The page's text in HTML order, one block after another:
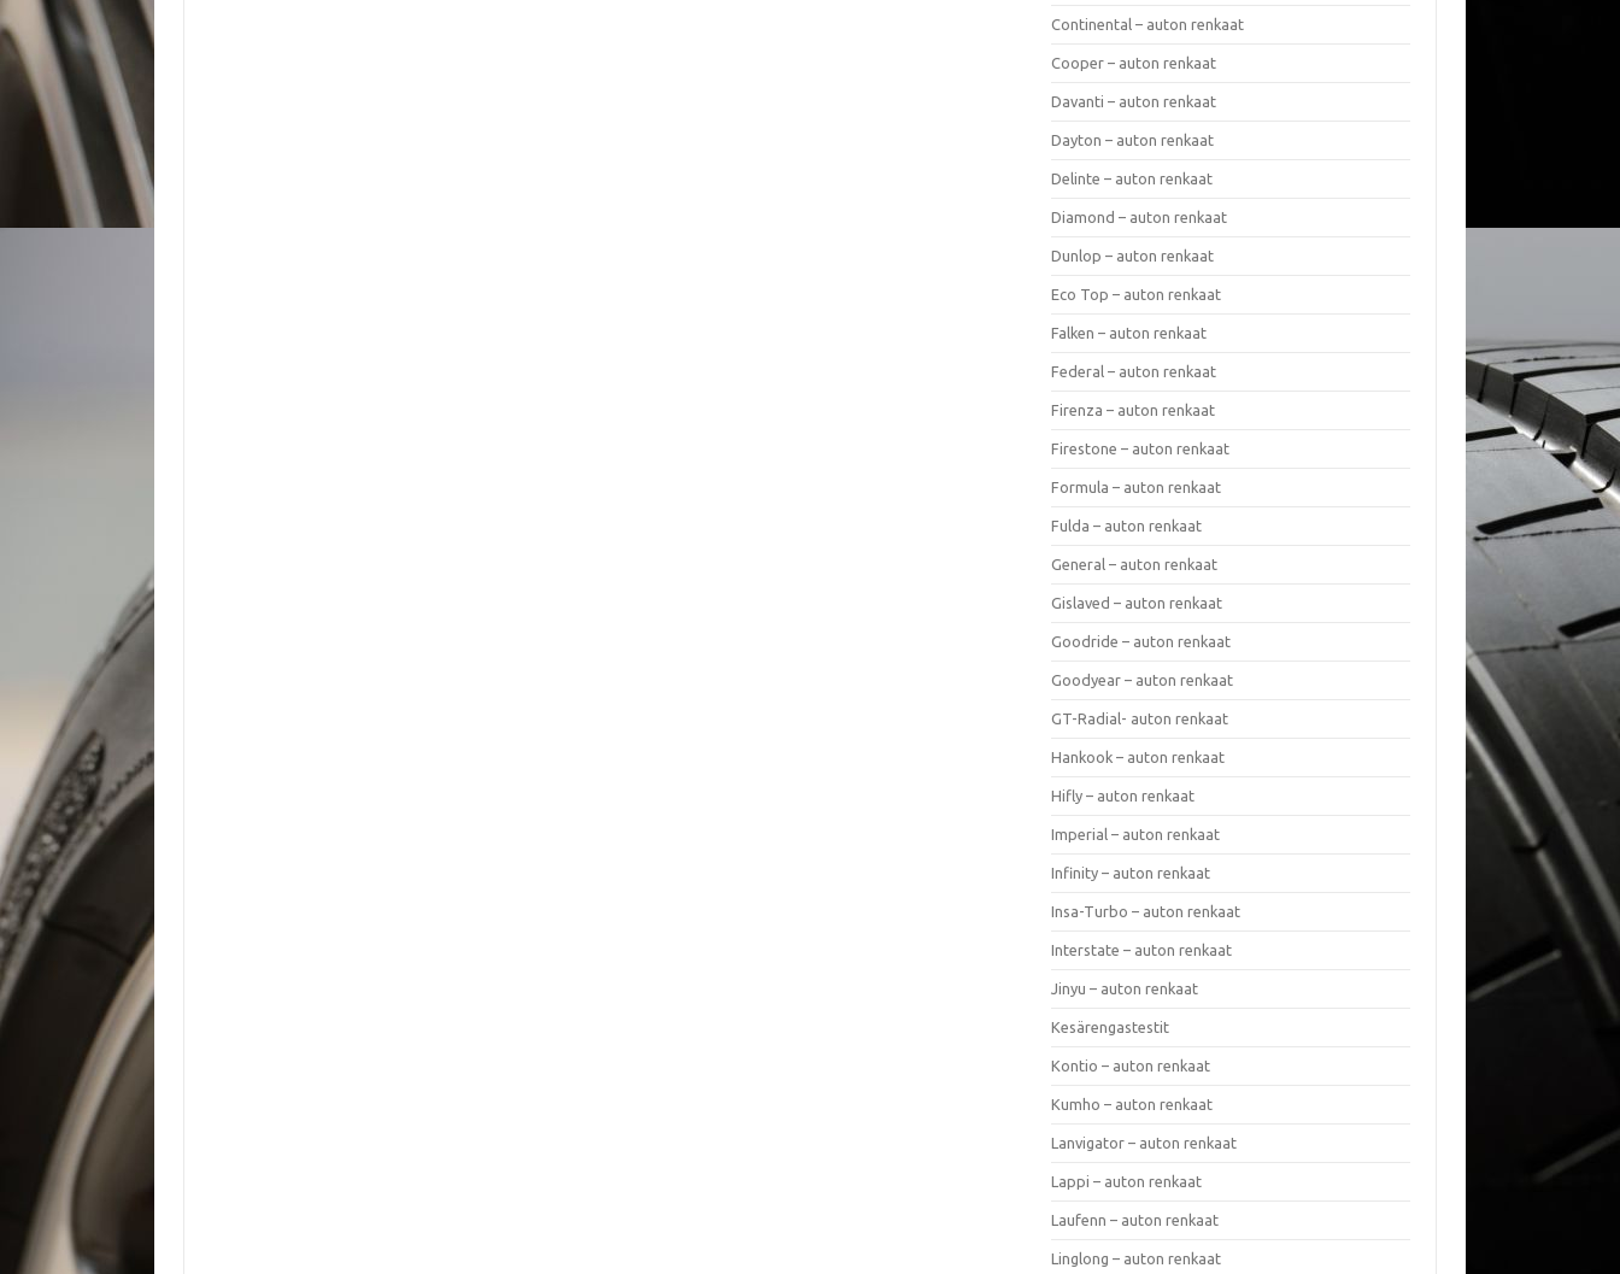
Continental – auton renkaat
Cooper – auton renkaat
Davanti – auton renkaat
Dayton – auton renkaat
Delinte – auton renkaat
Diamond – auton renkaat
Dunlop – auton renkaat
Eco Top – auton renkaat
Falken – auton renkaat
Federal – auton renkaat
Firenza – auton renkaat
Firestone – auton renkaat
Formula – auton renkaat
Fulda – auton renkaat
General – auton renkaat
Gislaved – auton renkaat
Goodride – auton renkaat
Goodyear – auton renkaat
GT-Radial- auton renkaat
Hankook – auton renkaat
Hifly – auton renkaat
Imperial – auton renkaat
Infinity – auton renkaat
Insa-Turbo – auton renkaat
Interstate – auton renkaat
Jinyu – auton renkaat
Kesärengastestit
Kontio – auton renkaat
Kumho – auton renkaat
Lanvigator – auton renkaat
Lappi – auton renkaat
Laufenn – auton renkaat
Linglong – auton renkaat